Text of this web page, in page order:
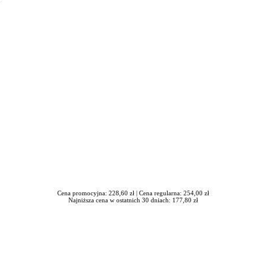
Cena promocyjna: 228,60 zł | Cena regularna: 254,00 zł
Najniższa cena w ostatnich 30 dniach: 177,80 zł